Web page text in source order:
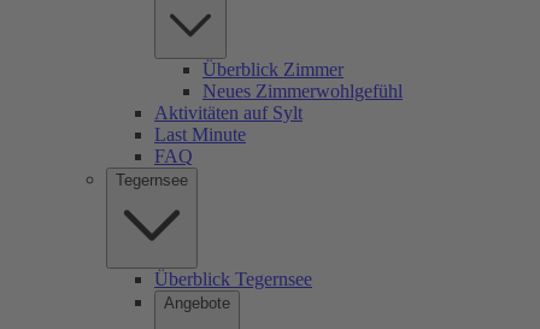
Überblick Zimmer
Neues Zimmerwohlgefühl
Aktivitäten auf Sylt
Last Minute
FAQ
Tegernsee
Überblick Tegernsee
Angebote